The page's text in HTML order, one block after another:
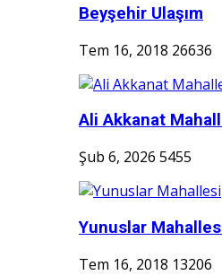
Beyşehir Ulaşım
Tem 16, 2018 26636
Ali Akkanat
Şub 6, 2026 5455
Yunuslar
Tem 16, 2018 13206